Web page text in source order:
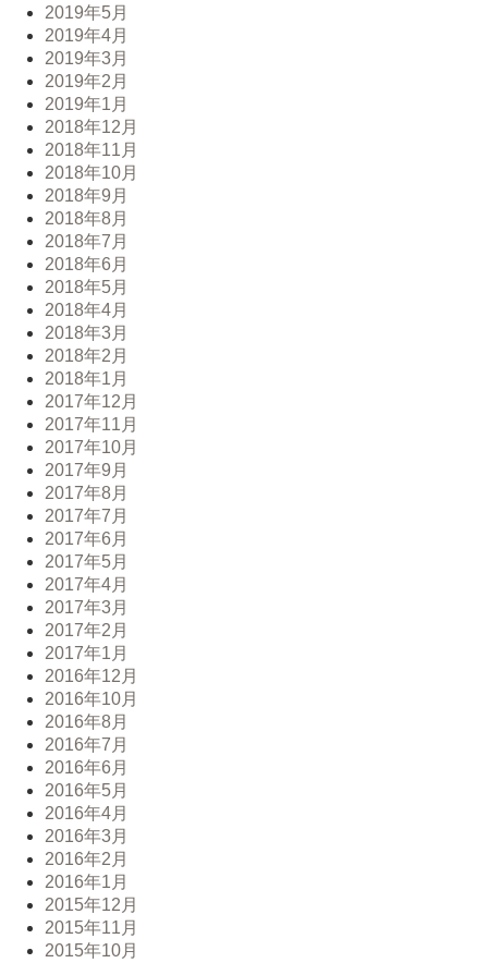
2019年5月
2019年4月
2019年3月
2019年2月
2019年1月
2018年12月
2018年11月
2018年10月
2018年9月
2018年8月
2018年7月
2018年6月
2018年5月
2018年4月
2018年3月
2018年2月
2018年1月
2017年12月
2017年11月
2017年10月
2017年9月
2017年8月
2017年7月
2017年6月
2017年5月
2017年4月
2017年3月
2017年2月
2017年1月
2016年12月
2016年10月
2016年8月
2016年7月
2016年6月
2016年5月
2016年4月
2016年3月
2016年2月
2016年1月
2015年12月
2015年11月
2015年10月